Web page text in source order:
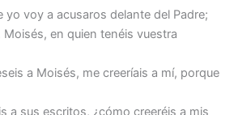
yo voy a acusaros delante del Padre;
en quien tenéis vuestra
a Moisés, me creeríais a mí, porque
a sus escritos, ¿cómo creeréis a mis